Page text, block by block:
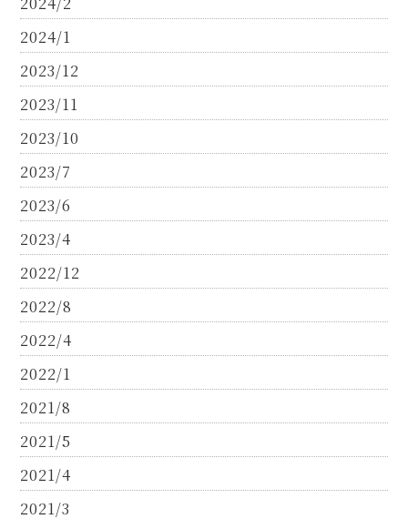
2024/1
2023/12
2023/11
2023/10
2023/7
2023/6
2023/4
2022/12
2022/8
2022/4
2022/1
2021/8
2021/5
2021/4
2021/3